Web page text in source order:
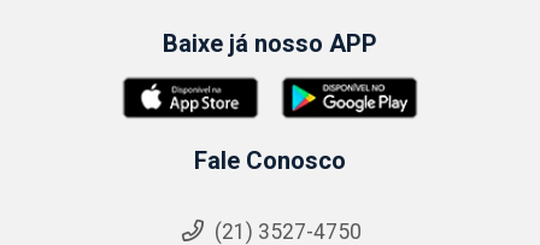
Baixe já nosso APP
Fale Conosco
(21) 3527-4750